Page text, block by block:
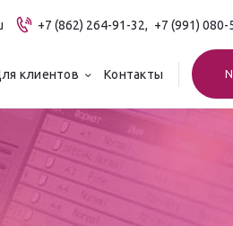
+7 (862) 264-91-32, +7 (991) 080-
клиентов Контакты